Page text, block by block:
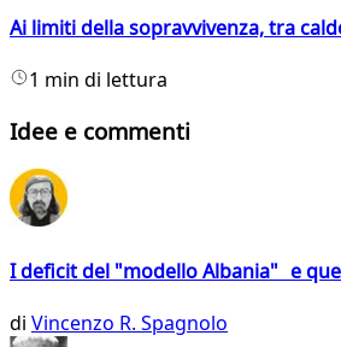
Ai limiti della sopravvivenza, tra
1 min di lettura
Idee e commenti
I deficit del "modello Albania" e
di Vincenzo R. Spagnolo